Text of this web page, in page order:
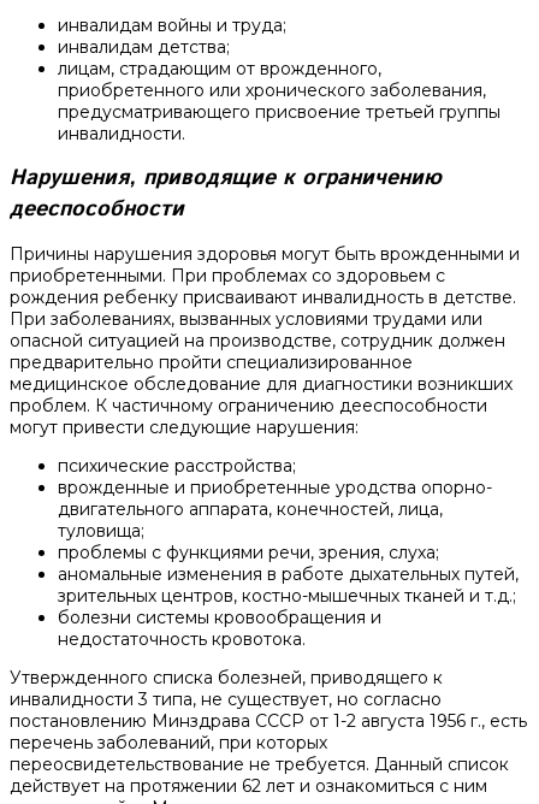
инвалидам войны и труда;
инвалидам детства;
лицам, страдающим от врожденного,
приобретенного или хронического заболевания,
предусматривающего присвоение третьей группы
инвалидности.
Нарушения, приводящие к ограничению
дееспособности
Причины нарушения здоровья могут быть врожденными и
приобретенными. При проблемах со здоровьем с
рождения ребенку присваивают инвалидность в детстве.
При заболеваниях, вызванных условиями трудами или
опасной ситуацией на производстве, сотрудник должен
предварительно пройти специализированное
медицинское обследование для диагностики возникших
проблем. К частичному ограничению дееспособности
могут привести следующие нарушения:
психические расстройства;
врожденные и приобретенные уродства опорно-
двигательного аппарата, конечностей, лица,
туловища;
проблемы с функциями речи, зрения, слуха;
аномальные изменения в работе дыхательных путей,
зрительных центров, костно-мышечных тканей и т.д.;
болезни системы кровообращения и
недостаточность кровотока.
Утвержденного списка болезней, приводящего к
инвалидности 3 типа, не существует, но согласно
постановлению Минздрава СССР от 1-2 августа 1956 г., есть
перечень заболеваний, при которых
переосвидетельствование не требуется. Данный список
действует на протяжении 62 лет и ознакомиться с ним